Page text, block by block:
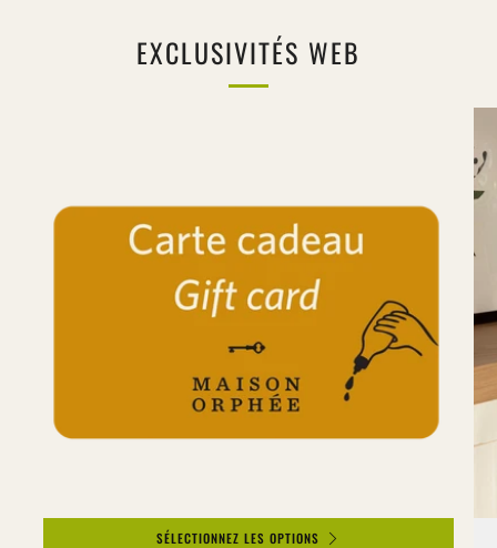
EXCLUSIVITÉS WEB
SÉLECTIONNEZ LES OPTIONS